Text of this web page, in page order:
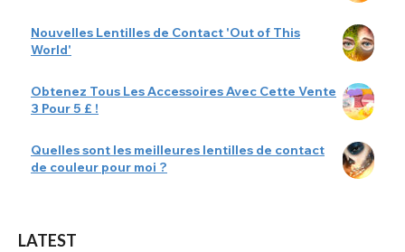
Nouvelles Lentilles de Contact 'Out of This
World'
Obtenez Tous Les Accessoires Avec Cette Vente
3 Pour 5 £ !
Quelles sont les meilleures lentilles de contact
de couleur pour moi ?
LATEST